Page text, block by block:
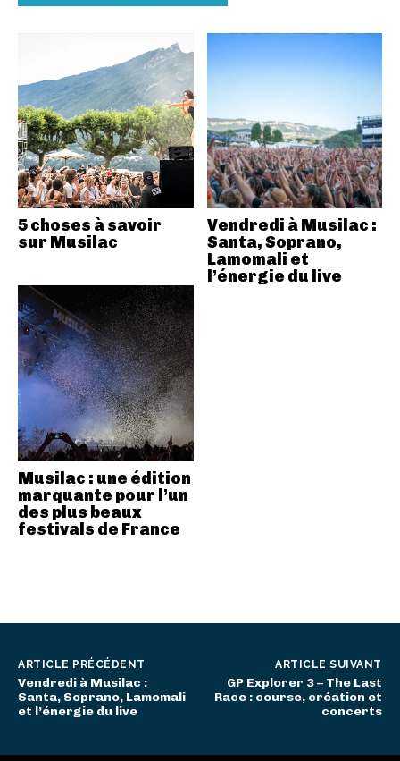
5 choses à savoir
sur Musilac
Vendredi à Musilac :
Santa, Soprano,
Lamomali et
l’énergie du live
Musilac : une édition
marquante pour l’un
des plus beaux
festivals de France
ARTICLE PRÉCÉDENT
Vendredi à Musilac :
Santa, Soprano, Lamomali
et l’énergie du live
ARTICLE SUIVANT
GP Explorer 3 – The Last
Race : course, création et
concerts